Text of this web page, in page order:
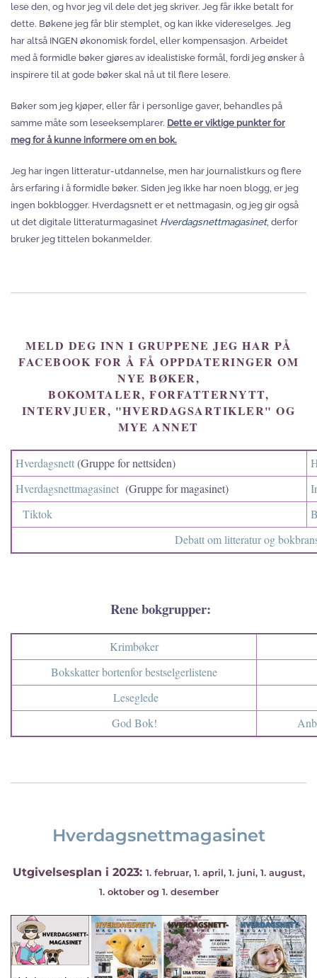
lese den, og hvor jeg vil dele det jeg skriver. Jeg får ikke betalt for
dette. Bøkene jeg får blir stemplet, og kan ikke videreselges. Jeg
har altså INGEN økonomisk fordel, eller kompensasjon. Arbeidet
med å formidle bøker gjøres av idealistiske formål, fordi jeg ønsker å
inspirere til at gode bøker skal nå ut til flere lesere.
Bøker som jeg kjøper, eller får i personlige gaver, behandles på
samme måte som leseeksemplarer. Dette er viktige punkter for
meg for å kunne informere om en bok.
Jeg har ingen litteratur-utdannelse, men har journalistkurs og flere
års erfaring i å formidle bøker. Siden jeg ikke har noen blogg, er jeg
ingen bokblogger. Hverdagsnett er et nettmagasin, og jeg gir også
ut det digitale litteraturmagasinet Hverdagsnettmagasinet, derfor
bruker jeg tittelen bokanmelder.
MELD DEG INN I GRUPPENE JEG HAR PÅ
FACEBOOK FOR Å FÅ OPPDATERINGER OM
NYE BØKER,
BOKOMTALER, FORFATTERNYTT,
INTERVJUER, "HVERDAGSARTIKLER" OG
MYE ANNET
Hverdagsnett(Gruppe for nettsiden)
Hverdagsnettmagasinet (Gruppe for magasinet)
Tiktok
Debatt om litteratur og
Rene bokgrupper:
Krimbøker
Bokskatter bortenfor bestselgerlistene
Leseglede
God Bok!
Hverdagsnettmagasinet
Utgivelsesplan i 2023: 1. februar, 1. april, 1. juni, 1. august,
1. oktober og 1. desember